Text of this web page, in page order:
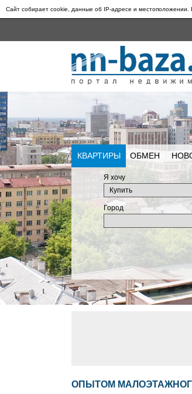
Сайт собирает cookie, данные об IP-адресе и местоположении.
КВАРТИРЫ ОБМЕН
Я хочу
Город
ОПЫТОМ